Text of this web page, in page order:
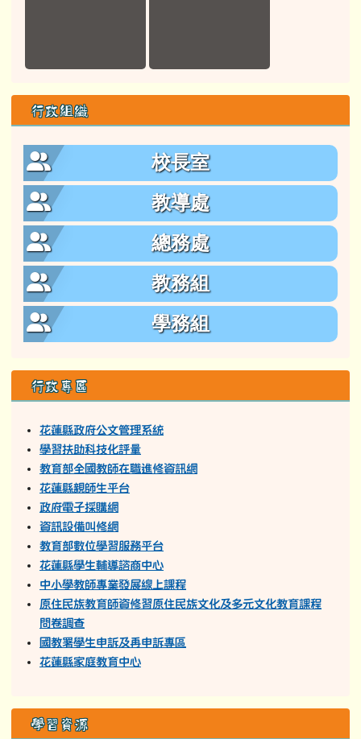
行政組織
校長室
教導處
總務處
教務組
學務組
行政專區
花蓮縣政府公文管理系統
學習扶助科技化評量
教育部全國教師在職進修資訊網
花蓮縣親師生平台
政府電子採購網
資訊設備叫修網
教育部數位學習服務平台
花蓮縣學生輔導諮商中心
中小學教師專業發展線上課程
原住民族教育師資修習原住民族文化及多元文化教育課程
問卷調查
國教署學生申訴及再申訴專區
花蓮縣家庭教育中心
學習資源